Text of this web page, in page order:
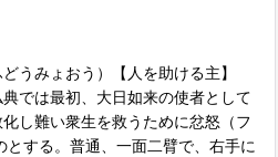
うみょおう）【人を助ける主】
では最初、大日如来の使者として
し難い衆生を救うために忿怒（フ
とする。普通、一面二臂で、右手に